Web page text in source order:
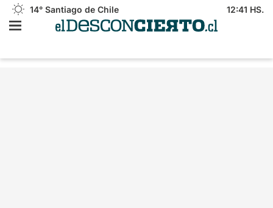
14° Santiago de Chile 12:41 HS.